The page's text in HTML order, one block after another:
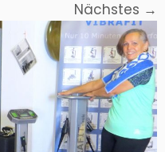
Nächstes →